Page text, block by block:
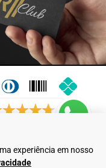
experiência em nosso
10.913.950/0001-60 -
Franca/SP